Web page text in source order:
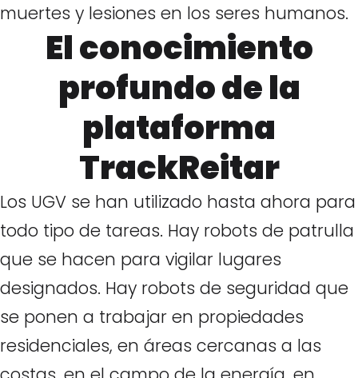
muertes y lesiones en los seres humanos.
El conocimiento
profundo de la
plataforma
TrackReitar
Los UGV se han utilizado hasta ahora para
todo tipo de tareas. Hay robots de patrulla
que se hacen para vigilar lugares
designados. Hay robots de seguridad que
se ponen a trabajar en propiedades
residenciales, en áreas cercanas a las